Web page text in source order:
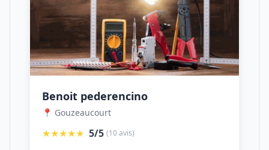
Benoit pederencino
📍 Gouzeaucourt
★★★★★ 5/5 (10 avis)